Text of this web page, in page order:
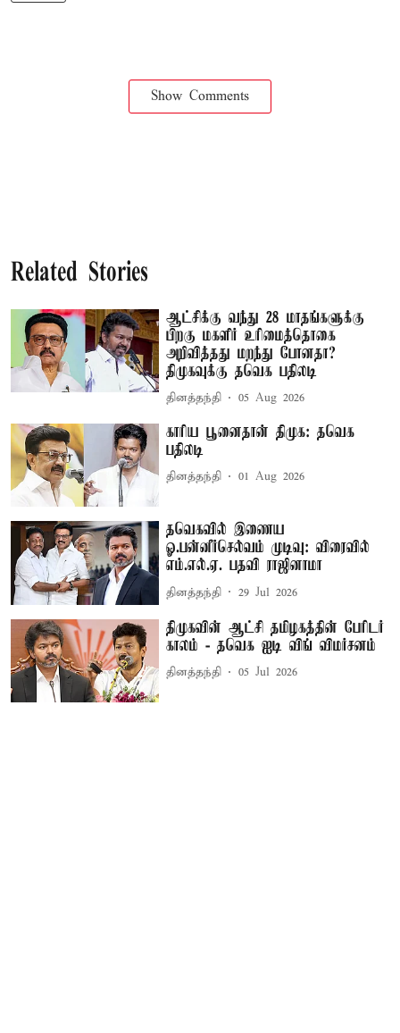
Show Comments
Related Stories
ஆட்சிக்கு வந்து 28 மாதங்களுக்கு
பிறகு மகளிர் உரிமைத்தொகை
அறிவித்தது மறந்து போனதா?
திமுகவுக்கு தவெக பதிலடி
தினத்தந்தி 05 Aug 2026
காரிய பூனைதான் திமுக: தவெக
பதிலடி
தினத்தந்தி 01 Aug 2026
தவெகவில் இணைய
ஓ.பன்னீர்செல்வம் முடிவு: விரைவில்
எம்.எல்.ஏ. பதவி ராஜினாமா
தினத்தந்தி 29 Jul 2026
திமுகவின் ஆட்சி தமிழகத்தின் பேரிடர்
காலம் - தவெக ஐடி விங் விமர்சனம்
தினத்தந்தி 05 Jul 2026